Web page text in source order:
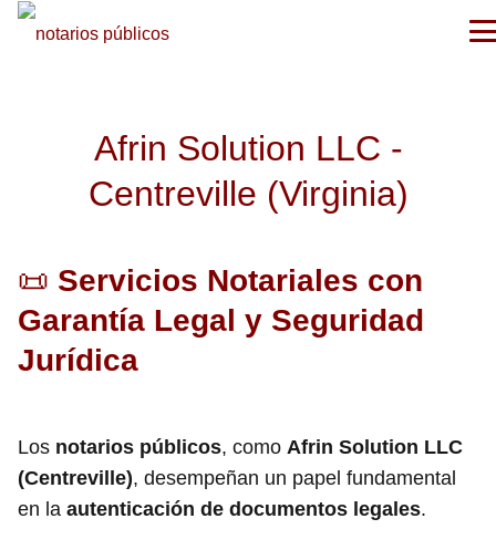
Afrin Solution LLC -
Centreville (Virginia)
📜 Servicios Notariales con
Garantía Legal y Seguridad
Jurídica
Los notarios públicos, como Afrin Solution LLC
(Centreville), desempeñan un papel fundamental
en la autenticación de documentos legales.